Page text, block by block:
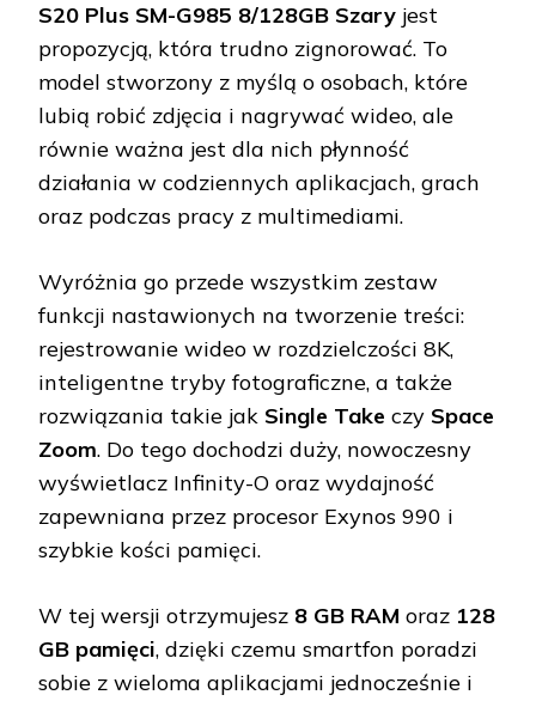
S20 Plus SM-G985 8/128GB Szary jest
propozycją, która trudno zignorować. To
model stworzony z myślą o osobach, które
lubią robić zdjęcia i nagrywać wideo, ale
równie ważna jest dla nich płynność
działania w codziennych aplikacjach, grach
oraz podczas pracy z multimediami.
Wyróżnia go przede wszystkim zestaw
funkcji nastawionych na tworzenie treści:
rejestrowanie wideo w rozdzielczości 8K,
inteligentne tryby fotograficzne, a także
rozwiązania takie jak Single Take czy Space
Zoom. Do tego dochodzi duży, nowoczesny
wyświetlacz Infinity-O oraz wydajność
zapewniana przez procesor Exynos 990 i
szybkie kości pamięci.
W tej wersji otrzymujesz 8 GB RAM oraz 128
GB pamięci, dzięki czemu smartfon poradzi
sobie z wieloma aplikacjami jednocześnie i